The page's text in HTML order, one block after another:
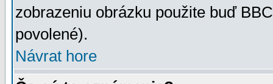
zobrazeniu obrázku použite buď
povolené).
Návrat hore